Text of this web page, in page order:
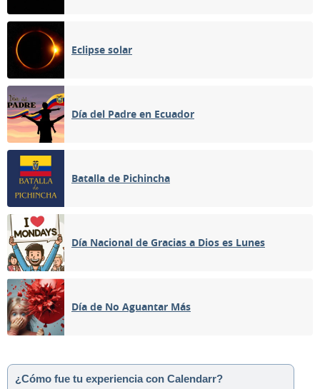
Eclipse solar
Día del Padre en Ecuador
Batalla de Pichincha
Día Nacional de Gracias a Dios es Lunes
Día de No Aguantar Más
¿Cómo fue tu experiencia con Calendarr?